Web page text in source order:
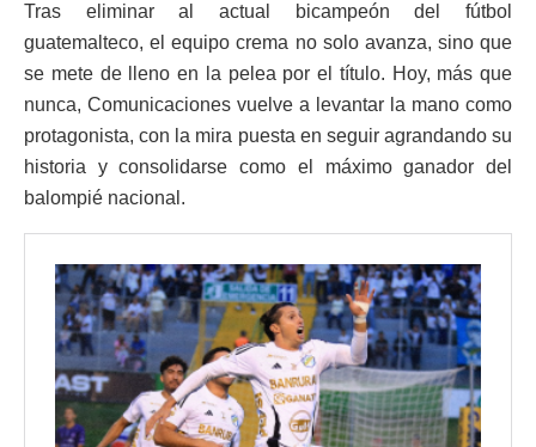
Tras eliminar al actual bicampeón del fútbol
guatemalteco, el equipo crema no solo avanza, sino que
se mete de lleno en la pelea por el título. Hoy, más que
nunca, Comunicaciones vuelve a levantar la mano como
protagonista, con la mira puesta en seguir agrandando su
historia y consolidarse como el máximo ganador del
balompié nacional.